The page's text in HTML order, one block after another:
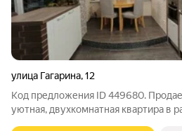
улица Гагарина,12
Код предложения ID 449680.
уютная, двухкомнатная квартира в